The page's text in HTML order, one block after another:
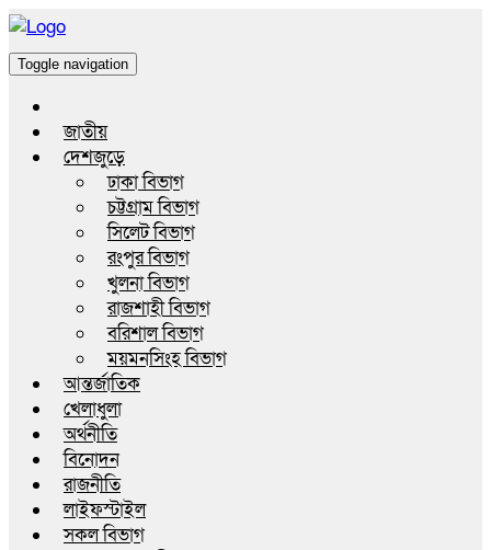
Toggle navigation
জাতীয়
দেশজুড়ে
ঢাকা বিভাগ
চট্টগ্রাম বিভাগ
সিলেট বিভাগ
রংপুর বিভাগ
খুলনা বিভাগ
রাজশাহী বিভাগ
বরিশাল বিভাগ
ময়মনসিংহ বিভাগ
আন্তর্জাতিক
খেলাধুলা
অর্থনীতি
বিনোদন
রাজনীতি
লাইফস্টাইল
সকল বিভাগ